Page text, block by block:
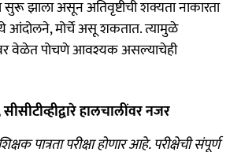
सुरू झाला असून अतिवृष्टीची शक्यता नाकारता
आंदोलने, मोर्चे असू शकतात. त्यामुळे
वेळेत पोचणे आवश्यक असल्याचेही
हालचालींवर नजर
पात्रता परीक्षा होणार आहे. परीक्षेची संपूर्ण